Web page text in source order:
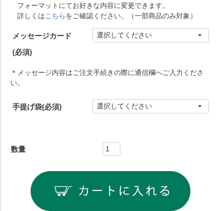
フォーマットにてお好きな内容に変更できます。
詳しくはこちらをご確認ください。（一部商品のみ対象）
メッセージカード
(必須)
＊メッセージ内容はご注文手続きの際に通信欄へご入力くださ
い。
手提げ袋(必須)